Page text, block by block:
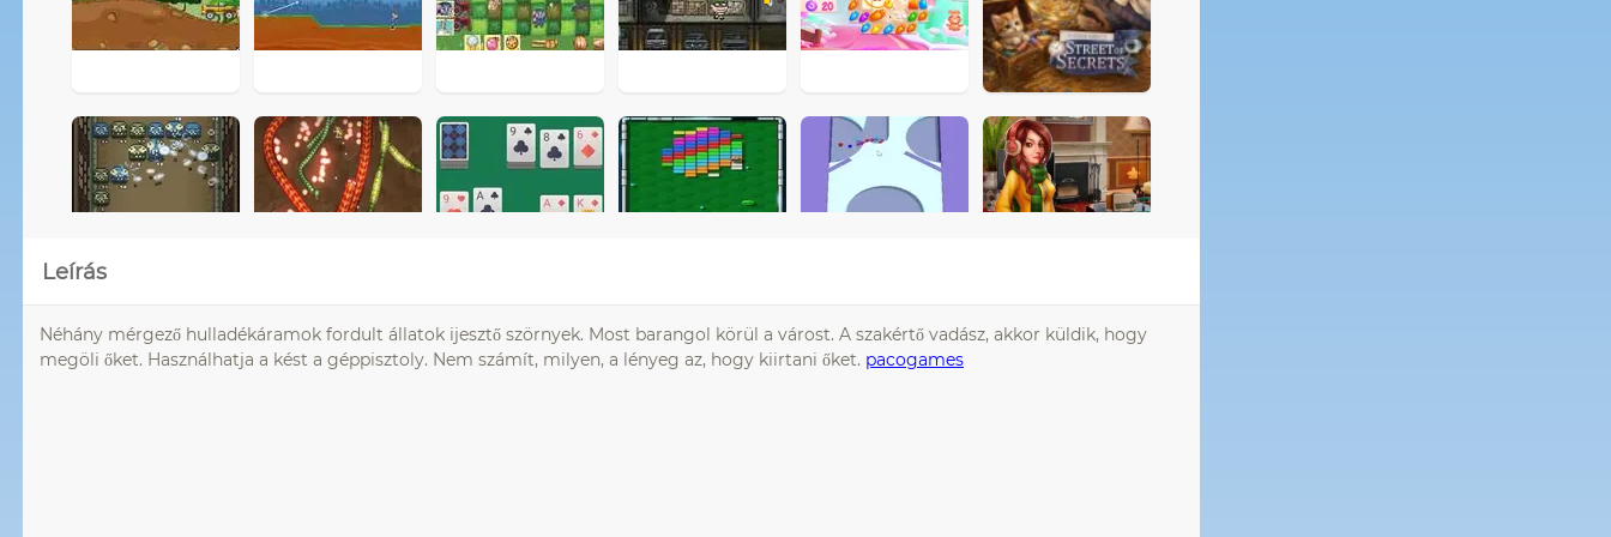
Leírás
Néhány mérgező hulladékáramok fordult állatok ijesztő szörnyek. Most barangol körül a várost. A szakértő vadász, akkor küldik, hogy
megöli őket. Használhatja a kést a géppisztoly. Nem számít, milyen, a lényeg az, hogy kiirtani őket. pacogames